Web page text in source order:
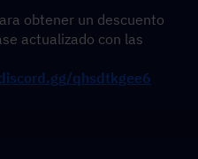
obtener un descuento
actualizado con las
qhsdtkgee6